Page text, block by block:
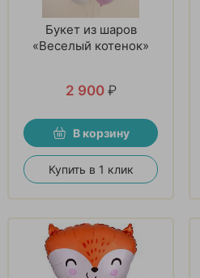
Букет из шаров
«Веселый котенок»
2 900 ₽
В корзину
Купить в 1 клик